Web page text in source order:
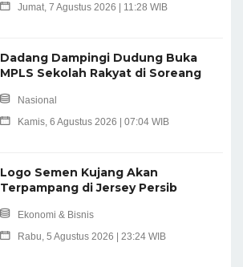
Jumat, 7 Agustus 2026 | 11:28 WIB
Dadang Dampingi Dudung Buka
MPLS Sekolah Rakyat di Soreang
Nasional
Kamis, 6 Agustus 2026 | 07:04 WIB
Logo Semen Kujang Akan
Terpampang di Jersey Persib
Ekonomi & Bisnis
Rabu, 5 Agustus 2026 | 23:24 WIB